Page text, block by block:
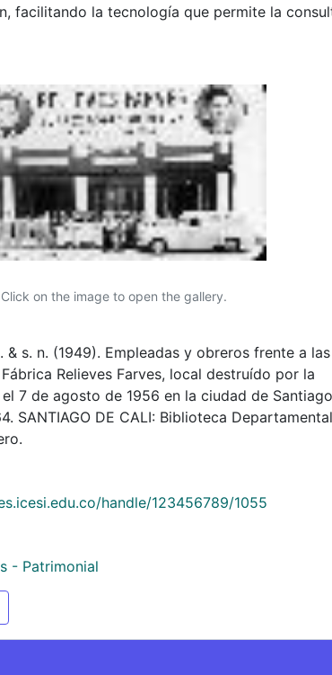
facilitando la tecnología que permite la
Click on the image to open the gallery.
& s. n. (1949). Empleadas y obreros frente a las
Relieves Farves, local destruído por la
7 de agosto de 1956 en la ciudad de
SANTIAGO DE CALI: Biblioteca Departamental
handle/123456789/1055
- Patrimonial